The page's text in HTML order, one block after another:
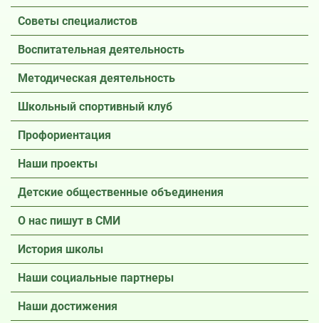
Советы специалистов
Воспитательная деятельность
Методическая деятельность
Школьный спортивный клуб
Профориентация
Наши проекты
Детские общественные объединения
О нас пишут в СМИ
История школы
Наши социальные партнеры
Наши достижения